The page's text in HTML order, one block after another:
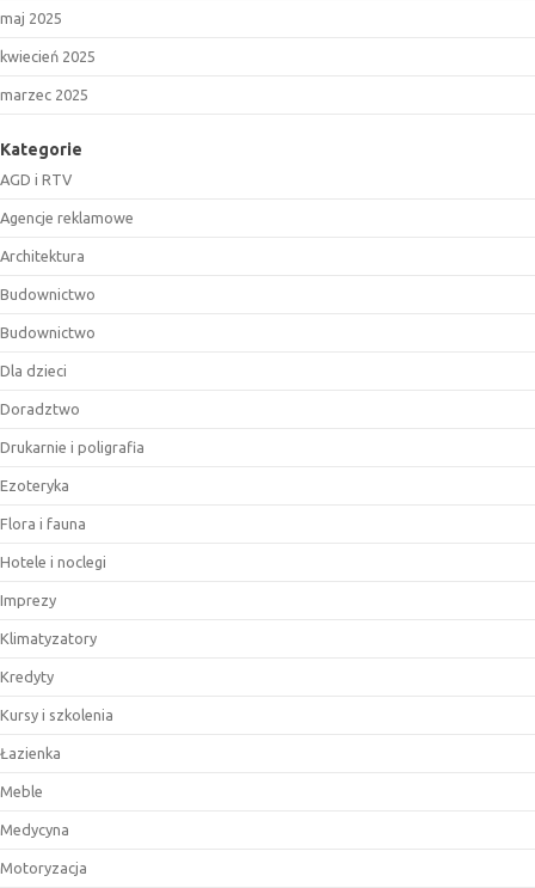
maj 2025
kwiecień 2025
marzec 2025
Kategorie
AGD i RTV
Agencje reklamowe
Architektura
Budownictwo
Budownictwo
Dla dzieci
Doradztwo
Drukarnie i poligrafia
Ezoteryka
Flora i fauna
Hotele i noclegi
Imprezy
Klimatyzatory
Kredyty
Kursy i szkolenia
Łazienka
Meble
Medycyna
Motoryzacja